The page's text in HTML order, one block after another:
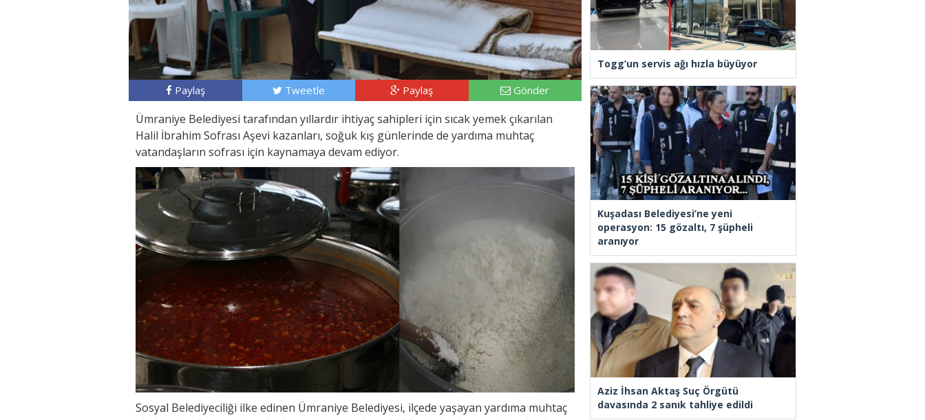
Paylaş Tweetle Paylaş Gönder
Ümraniye Belediyesi tarafından yıllardır ihtiyaç sahipleri için sıcak yemek çıkarılan
Halil İbrahim Sofrası Aşevi kazanları, soğuk kış günlerinde de yardıma muhtaç
vatandaşların sofrası için kaynamaya devam ediyor.
Sosyal Belediyeciliği ilke edinen Ümraniye Belediyesi, ilçede yaşayan yardıma muhtaç
Togg’un servis ağı hızla büyüyor
Kuşadası Belediyesi’ne yeni
operasyon: 15 gözaltı, 7 şüpheli
aranıyor
Aziz İhsan Aktaş Suç Örgütü
davasında 2 sanık tahliye edildi